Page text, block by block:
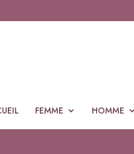
FEMME HOMME